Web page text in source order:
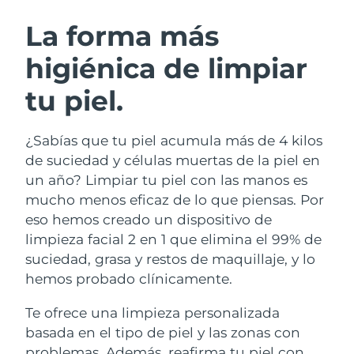
La forma más
higiénica de limpiar
tu piel.
¿Sabías que tu piel acumula más de 4 kilos
de suciedad y células muertas de la piel en
un año? Limpiar tu piel con las manos es
mucho menos eficaz de lo que piensas. Por
eso hemos creado un dispositivo de
limpieza facial 2 en 1 que elimina el 99% de
suciedad, grasa y restos de maquillaje, y lo
hemos probado clínicamente.
Te ofrece una limpieza personalizada
basada en el tipo de piel y las zonas con
Limpieza facial
Anti-aging massage
LUNA™ 4 Plus
Massage, LED heating
LUNA™ 4 Men
Microcurrent toning
BEAR™ 2 go
Microcurrent toning on-the-go
BEAR™ 2 eyes & lips
Hidratación
UFO™ 3 pack
Deep facial hydration
Near-infrared and red light therapy
device
Cuidado bucal
issa™ 4
Hybrid silicone sonic toothbrush
Smart hybrid silicone sonic toothbrush
TRATAMIENTO ANTIEDAD FAQ™
Antiedad Tratamientos LED
NEW
Austria
Baréin Entrega prevista8/10/26
Bélgica
Bermudas Entrega prevista 8/15/26
Bosnia y Herzegovina Entrega prevista
Brunéi Entrega prevista
Bulgaria Entrega prevista8/9/26
Canadá Entrega prevista
Chile Entrega prevista